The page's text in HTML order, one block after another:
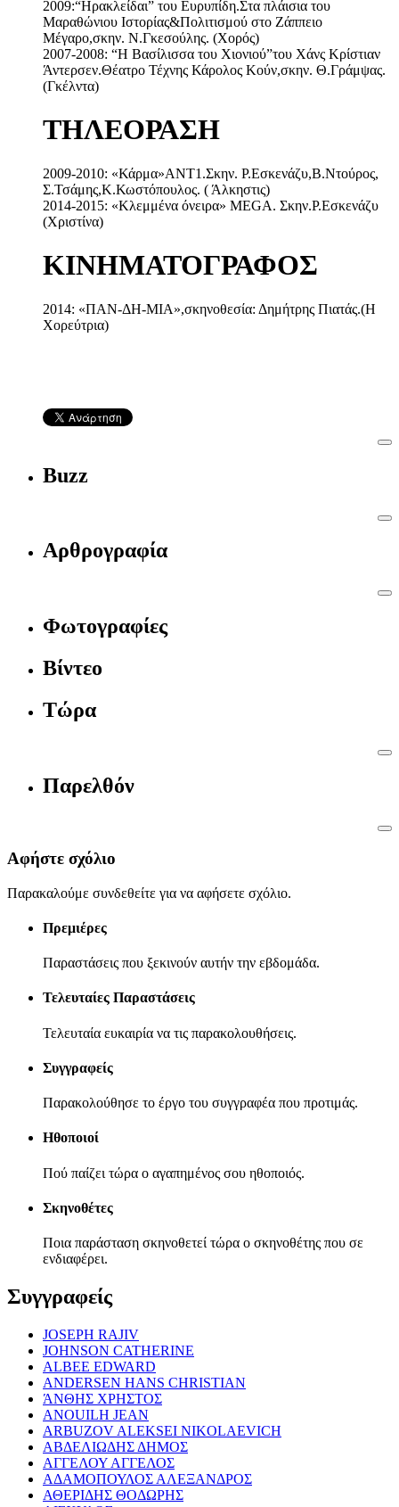
2009:“Ηρακλείδαι” του Ευρυπίδη.Στα πλάισια του
Μαραθώνιου Ιστορίας&Πολιτισμού στο Ζάππειο
Μέγαρο,σκην. Ν.Γκεσούλης. (Χορός)
2007-2008: “Η Βασίλισσα του Χιονιού”του Χάνς Κρίστιαν
Άντερσεν.Θέατρο Τέχνης Κάρολος Κούν,σκην. Θ.Γράμψας.
(Γκέλντα)
ΤΗΛΕΟΡΑΣΗ
2009-2010: «Κάρμα»ΑΝΤ1.Σκην. Ρ.Εσκενάζυ,Β.Ντούρος,
Σ.Τσάμης,Κ.Κωστόπουλος. ( Άλκηστις)
2014-2015: «Κλεμμένα όνειρα» MEGA. Σκην.Ρ.Εσκενάζυ
(Χριστίνα)
ΚΙΝΗΜΑΤΟΓΡΑΦΟΣ
2014: «ΠΑΝ-ΔΗ-ΜΙΑ»,σκηνοθεσία: Δημήτρης Πιατάς.(Η
Χορεύτρια)
Buzz
Αρθρογραφία
Φωτογραφίες
Βίντεο
Τώρα
Παρελθόν
Αφήστε σχόλιο
Παρακαλούμε συνδεθείτε για να αφήσετε σχόλιο.
Πρεμιέρες
Παραστάσεις που ξεκινούν αυτήν την εβδομάδα.
Τελευταίες Παραστάσεις
Τελευταία ευκαιρία να τις παρακολουθήσεις.
Συγγραφείς
Παρακολούθησε το έργο του συγγραφέα που προτιμάς.
Ηθοποιοί
Πού παίζει τώρα ο αγαπημένος σου ηθοποιός.
Σκηνοθέτες
Ποια παράσταση σκηνοθετεί τώρα ο σκηνοθέτης που σε
ενδιαφέρει.
Συγγραφείς
JOSEPH RAJIV
JOHNSON CATHERINE
ALBEE EDWARD
ANDERSEN HANS CHRISTIAN
ΆΝΘΗΣ ΧΡΗΣΤΟΣ
ANOUILH JEAN
ARBUZOV ALEKSEI NIKOLAEVICH
ΑΒΔΕΛΙΩΔΗΣ ΔΗΜΟΣ
ΑΓΓΕΛΟΥ ΑΓΓΕΛΟΣ
ΑΔΑΜΟΠΟΥΛΟΣ ΑΛΕΞΑΝΔΡΟΣ
ΑΘΕΡΙΔΗΣ ΘΟΔΩΡΗΣ